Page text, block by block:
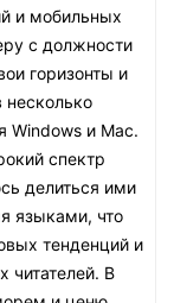
и мобильных
с должности
горизонты и
несколько
Windows и Mac.
спектр
делиться ими
языками, что
тенденций и
читателей. В